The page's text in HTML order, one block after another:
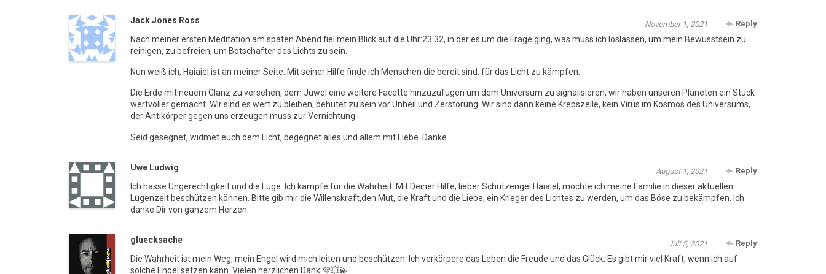
Jack Jones Ross Reply
November 1, 2021
Nach meiner ersten Meditation am späten Abend fiel mein Blick auf die Uhr:23:32, in der es um die Frage ging, was muss ich loslassen, um mein Bewusstsein zu
reinigen, zu befreien, um Botschafter des Lichts zu sein.
Nun weiß ich, Haiaiel ist an meiner Seite. Mit seiner Hilfe finde ich Menschen die bereit sind, für das Licht zu kämpfen.
Die Erde mit neuem Glanz zu versehen, dem Juwel eine weitere Facette hinzuzufügen um dem Universum zu signalisieren, wir haben unseren Planeten ein Stück
wertvoller gemacht. Wir sind es wert zu bleiben, behütet zu sein vor Unheil und Zerstörung. Wir sind dann keine Krebszelle, kein Virus im Kosmos des Universums,
der Antikörper gegen uns erzeugen muss zur Vernichtung.
Seid gesegnet, widmet euch dem Licht, begegnet alles und allem mit Liebe. Danke.
Uwe Ludwig Reply
August 1, 2021
Ich hasse Ungerechtigkeit und die Lüge. Ich kämpfe für die Wahrheit. Mit Deiner Hilfe, lieber Schutzengel Haiaiel, möchte ich meine Familie in dieser aktuellen
Lügenzeit beschützen können. Bitte gib mir die Willenskraft,den Mut, die Kraft und die Liebe, ein Krieger des Lichtes zu werden, um das Böse zu bekämpfen. Ich
danke Dir von ganzem Herzen.
gluecksache Reply
Juli 5, 2021
Die Wahrheit ist mein Weg, mein Engel wird mich leiten und beschützen. Ich verkörpere das Leben die Freude und das Glück. Es gibt mir viel Kraft, wenn ich auf
solche Engel setzen kann. Vielen herzlichen Dank 💜💥💫